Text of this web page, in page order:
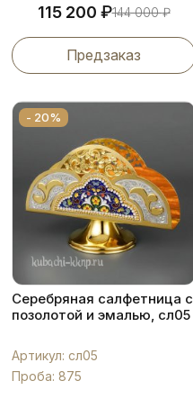
115 200 ₽144 000₽
Предзаказ
- 20%
Серебряная салфетница с
позолотой и эмалью, сл05
Артикул: сл05
Проба: 875